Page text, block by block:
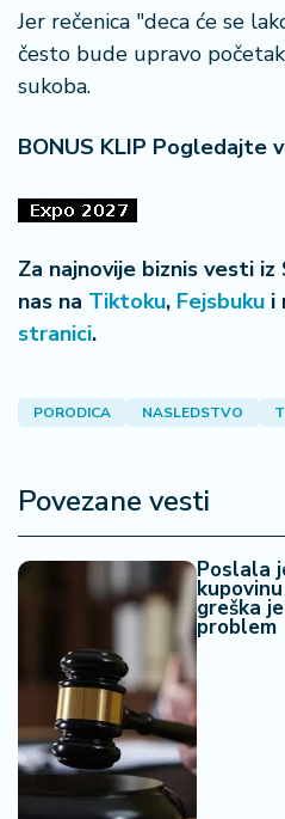
Jer rečenica "deca će se
često bude upravo
sukoba.
BONUS KLIP Pogledajte
Za najnovije biznis vesti
nas na Tiktoku, Fejsbuku i
stranici.
PORODICA NASLEDSTVO
Povezane vesti
Poslala
greška
problem